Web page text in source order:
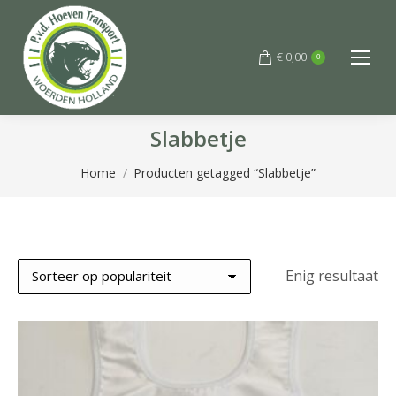
€ 0,00 0
Slabbetje
Je bent hier:
Home Producten getagged “Slabbetje”
Enig resultaat